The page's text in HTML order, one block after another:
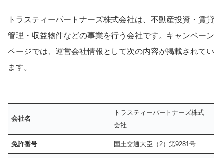
トラスティーパートナーズ株式会社は、不動産投資・賃貸
管理・収益物件などの事業を行う会社です。キャンペーン
ページでは、運営会社情報として次の内容が掲載されてい
ます。
会社名
トラスティーパートナーズ株式
会社
免許番号 国土交通大臣（2）第9281号